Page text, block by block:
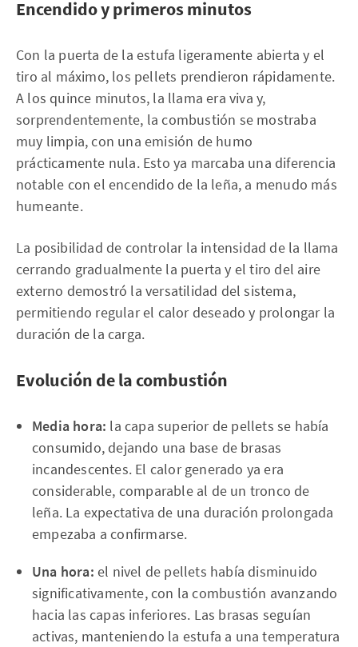
Encendido y primeros minutos
Con la puerta de la estufa ligeramente abierta y el
tiro al máximo, los pellets prendieron rápidamente.
A los quince minutos, la llama era viva y,
sorprendentemente, la combustión se mostraba
muy limpia, con una emisión de humo
prácticamente nula. Esto ya marcaba una diferencia
notable con el encendido de la leña, a menudo más
humeante.
La posibilidad de controlar la intensidad de la llama
cerrando gradualmente la puerta y el tiro del aire
externo demostró la versatilidad del sistema,
permitiendo regular el calor deseado y prolongar la
duración de la carga.
Evolución de la combustión
Media hora: la capa superior de pellets se había
consumido, dejando una base de brasas
incandescentes. El calor generado ya era
considerable, comparable al de un tronco de
leña. La expectativa de una duración prolongada
empezaba a confirmarse.
Una hora: el nivel de pellets había disminuido
significativamente, con la combustión avanzando
hacia las capas inferiores. Las brasas seguían
activas, manteniendo la estufa a una temperatura